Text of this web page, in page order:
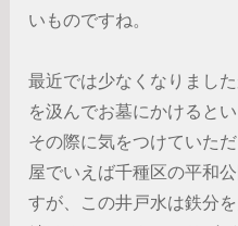
いものですね。
最近では少なくなりまし
を汲んでお墓にかけると
その際に気をつけていた
屋でいえば千種区の平和
すが、この井戸水は鉄分